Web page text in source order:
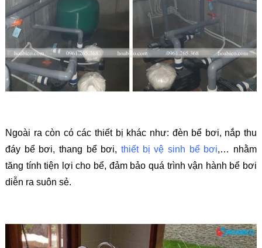
Ngoài ra còn có các thiết bị khác như: đèn bể bơi, nắp thu
đáy bể bơi, thang bể bơi, thiết bị vệ sinh bể bơi,… nhằm
tăng tính tiện lợi cho bể, đảm bảo quá trình vận hành bể bơi
diễn ra suôn sẻ.